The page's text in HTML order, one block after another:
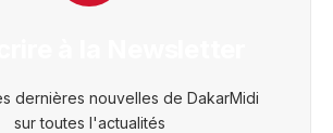
dernières nouvelles de DakarMidi
sur toutes l'actualités